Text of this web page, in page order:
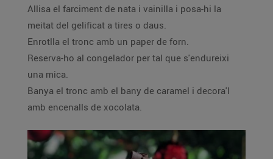
Allisa el farciment de nata i vainilla i posa-hi la
meitat del gelificat a tires o daus.
Enrotlla el tronc amb un paper de forn.
Reserva-ho al congelador per tal que s'endureixi
una mica.
Banya el tronc amb el bany de caramel i decora'l
amb encenalls de xocolata.